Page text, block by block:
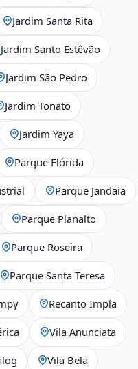
Jardim Santa Rita
Jardim Santo Estêvão
Jardim São Pedro
Jardim Tonato
Jardim Yaya
Parque Flórida
Parque Jandaia
Parque Planalto
Parque Roseira
Parque Santa Teresa
Recanto Impla
Vila Anunciata
Vila Bela